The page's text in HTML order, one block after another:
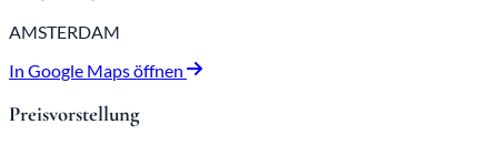
AMSTERDAM
In Google Maps öffnen
Preisvorstellung